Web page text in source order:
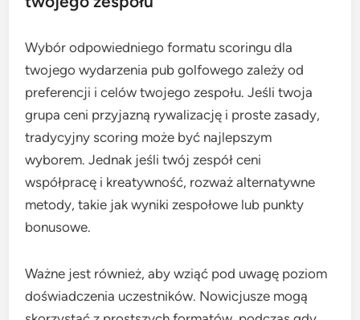
Wybór odpowiedniego formatu scoringu dla
twojego wydarzenia pub golfowego zależy od
preferencji i celów twojego zespołu. Jeśli twoja
grupa ceni przyjazną rywalizację i proste zasady,
tradycyjny scoring może być najlepszym
wyborem. Jednak jeśli twój zespół ceni
współpracę i kreatywność, rozważ alternatywne
metody, takie jak wyniki zespołowe lub punkty
bonusowe.
Ważne jest również, aby wziąć pod uwagę poziom
doświadczenia uczestników. Nowicjusze mogą